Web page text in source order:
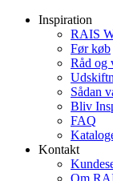
Inspiration
RAIS
Før køb
Råd og
Sådan
Bliv
FAQ
Kontakt
Om